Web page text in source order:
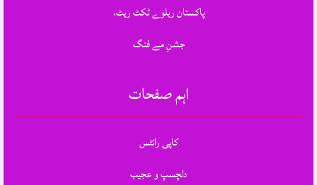
پاکستان ریلوے ٹکٹ ریٹ،
جشنِ مے فنگ
اہم صفحات
کاپی رائٹس
دلچسپ و عجیب